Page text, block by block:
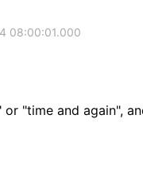
08:00:01.000
or "time and again",